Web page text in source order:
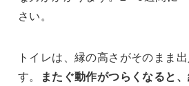
さい。
トイレは、縁の高さがそのまま
す。
またぐ動作がつらくなると